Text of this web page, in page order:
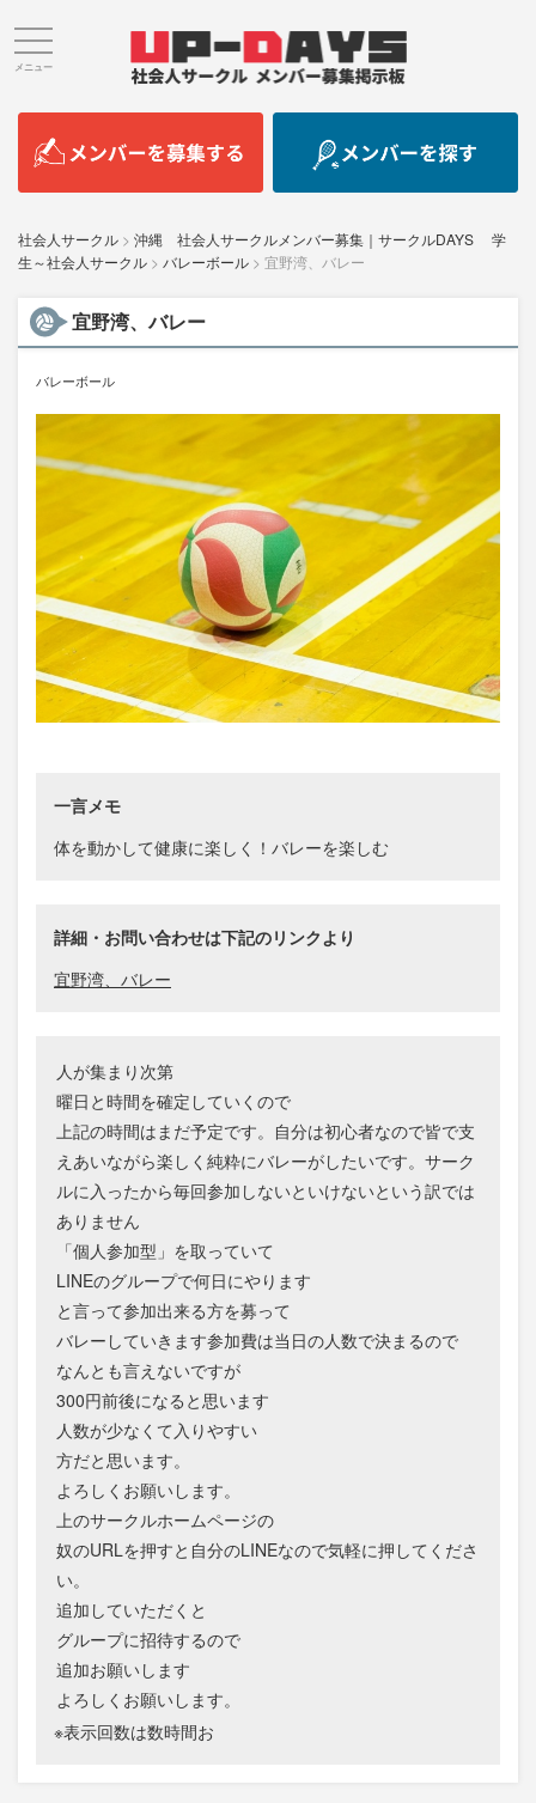
メニュー
社会人サークル > 沖縄 社会人サークルメンバー募集｜サークルDAYS 学
生～社会人サークル > バレーボール > 宜野湾、バレー
宜野湾、バレー
バレーボール
一言メモ
体を動かして健康に楽しく！バレーを楽しむ
詳細・お問い合わせは下記のリンクより
宜野湾、バレー
人が集まり次第
曜日と時間を確定していくので
上記の時間はまだ予定です。自分は初心者なので皆で支
えあいながら楽しく純粋にバレーがしたいです。サーク
ルに入ったから毎回参加しないといけないという訳では
ありません
「個人参加型」を取っていて
LINEのグループで何日にやります
と言って参加出来る方を募って
バレーしていきます参加費は当日の人数で決まるので
なんとも言えないですが
300円前後になると思います
人数が少なくて入りやすい
方だと思います。
よろしくお願いします。
上のサークルホームページの
奴のURLを押すと自分のLINEなので気軽に押してくださ
い。
追加していただくと
グループに招待するので
追加お願いします
よろしくお願いします。
※表示回数は数時間お